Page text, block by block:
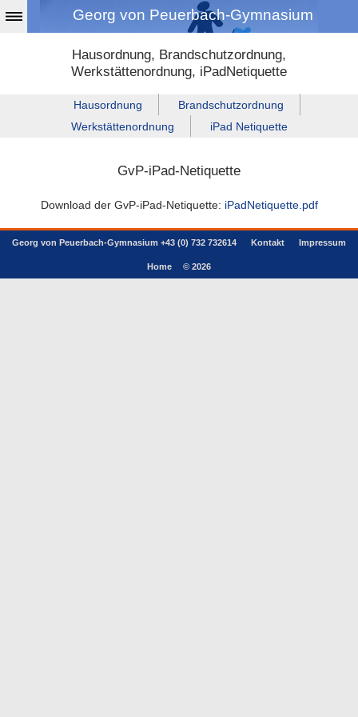
Georg von Peuerbach-Gymnasium
Hausordnung, Brandschutzordnung,
Werkstättenordnung, iPadNetiquette
Hausordnung
Brandschutzordnung
Werkstättenordnung
iPad Netiquette
GvP-iPad-Netiquette
Download der GvP-iPad-Netiquette: iPadNetiquette.pdf
Georg von Peuerbach-Gymnasium +43 (0) 732 732614 Kontakt Impressum
Home © 2026